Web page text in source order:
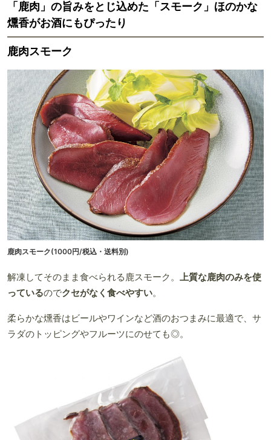
「鹿肉」の旨みをとじ込めた「スモーク」ほのかな
燻香がお酒にもぴったり
鹿肉スモーク
鹿肉スモーク(1000円/税込・送料別)
解凍してそのまま食べられる鹿スモーク。
上質な鹿肉のみを使
っているのでクセがなく食べやすい。
柔らかな燻香はビールやワインなど酒のおつまみに最適で、サ
ラダのトッピングやフルーツにのせても◎。